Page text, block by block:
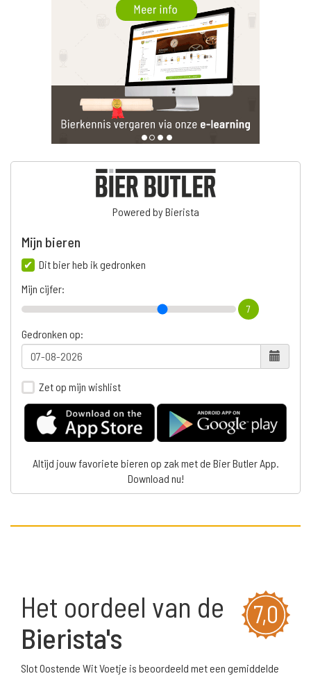
Powered by Bierista
Mijn bieren
Dit bier heb ik gedronken
Mijn cijfer:
7
Gedronken op:
Zet op mijn wishlist
Altijd jouw favoriete bieren op zak met de Bier Butler App.
Download nu!
7,0
Het oordeel van de
Bierista's
Slot Oostende Wit Voetje is beoordeeld met een gemiddelde